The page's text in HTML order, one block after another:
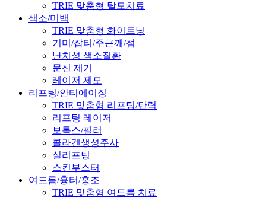
TRIE 맞춤형 탈모치료
색소/미백
TRIE 맞춤형 화이트닝
기미/잡티/주근깨/점
난치성 색소질환
문신 제거
레이저 제모
리프팅/안티에이징
TRIE 맞춤형 리프팅/탄력
리프팅 레이저
보톡스/필러
콜라겐생성주사
실리프팅
스킨부스터
여드름/흉터/홍조
TRIE 맞춤형 여드름 치료